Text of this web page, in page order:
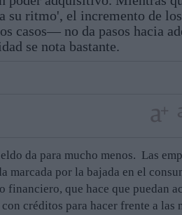
su ritmo', el incremento de
casos— no da pasos hacia
se nota bastante.
da para mucho menos. Las
marcada por la bajada en el
financiero, que hace que puedan
créditos para hacer frente a las